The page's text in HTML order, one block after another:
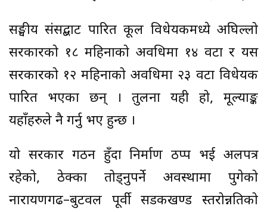
सङ्घीय संसद्बाट पारित कूल विधेयकमध्ये अघिल्लो
सरकारको १८ महिनाको अवधिमा १४ वटा र यस
सरकारको १२ महिनाको अवधिमा २३ वटा विधेयक
पारित भएका छन् । तुलना यही हो, मूल्याङ्क
यहाँहरुले नै गर्नु भए हुन्छ ।
यो सरकार गठन हुँदा निर्माण ठप्प भई अलपत्र
रहेको, ठेक्का तोड्नुपर्ने अवस्थामा पुगेको
नारायणगढ–बुटवल पूर्वी सडकखण्ड स्तरोन्नतिको